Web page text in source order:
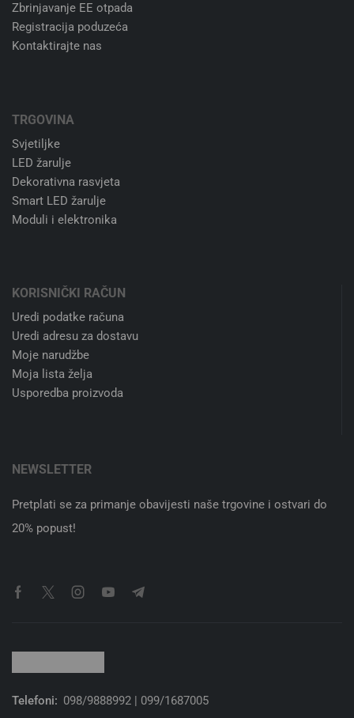
Zbrinjavanje EE otpada
Registracija poduzeća
Kontaktirajte nas
TRGOVINA
Svjetiljke
LED žarulje
Dekorativna rasvjeta
Smart LED žarulje
Moduli i elektronika
KORISNIČKI RAČUN
Uredi podatke računa
Uredi adresu za dostavu
Moje narudžbe
Moja lista želja
Usporedba proizvoda
NEWSLETTER
Pretplati se za primanje obavijesti naše trgovine i ostvari do
20% popust!
Telefoni: 098/9888992 | 099/1687005